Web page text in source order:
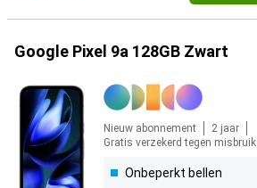
Google Pixel 9a 128GB Zwart
Nieuw abonnement
2 jaar
Gratis verzekerd tegen misbruik
Onbeperkt bellen